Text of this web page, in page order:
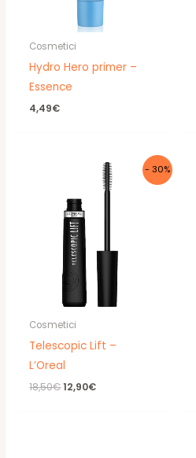
Cosmetici
Hydro Hero primer –
Essence
4,49€
- 30%
Cosmetici
Telescopic Lift –
L’Oreal
18,50€Il
12,90€Il